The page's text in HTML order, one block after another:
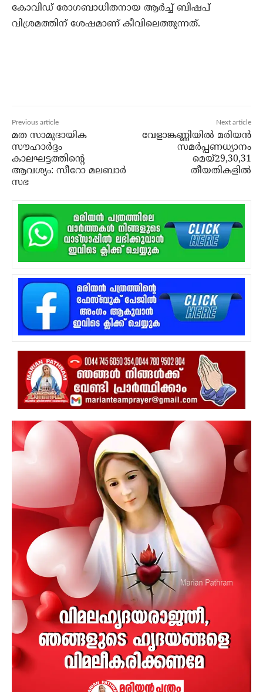
കോവിഡ് രോഗബാധിതനായ ആര്‍ച്ച് ബിഷപ്
വിശ്രമത്തിന് ശേഷമാണ് കീവിലെത്തുന്നത്.
Previous article
മത സാമുദായിക
സൗഹാര്‍ദ്ദം
കാലഘട്ടത്തിന്റെ
ആവശ്യം: സീറോ മലബാര്‍
സഭ
Next article
വേളാങ്കണ്ണിയില്‍ മരിയന്‍
സമര്‍പ്പണധ്യാനം
മെയ്29,30,31
തീയതികളില്‍